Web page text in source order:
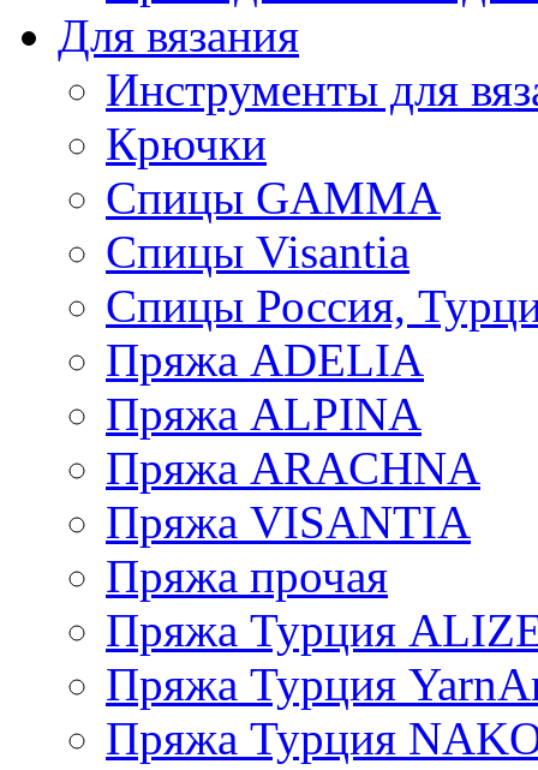
Для вязания
Инструменты для
Крючки
Спицы GAMMA
Спицы Visantia
Спицы Россия,
Пряжа ADELIA
Пряжа ALPINA
Пряжа ARACHNA
Пряжа VISANTIA
Пряжа прочая
Пряжа Турция
Пряжа Турция
Пряжа Турция